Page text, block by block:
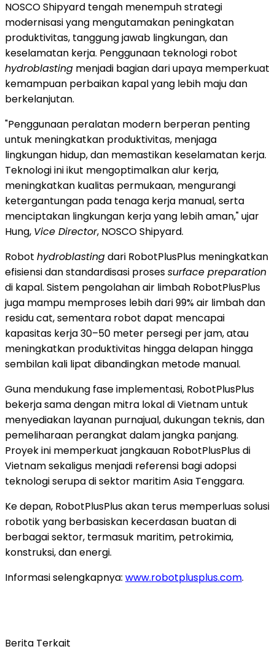
NOSCO Shipyard tengah menempuh strategi
modernisasi yang mengutamakan peningkatan
produktivitas, tanggung jawab lingkungan, dan
keselamatan kerja. Penggunaan teknologi robot
hydroblasting menjadi bagian dari upaya memperkuat
kemampuan perbaikan kapal yang lebih maju dan
berkelanjutan.
"Penggunaan peralatan modern berperan penting
untuk meningkatkan produktivitas, menjaga
lingkungan hidup, dan memastikan keselamatan kerja.
Teknologi ini ikut mengoptimalkan alur kerja,
meningkatkan kualitas permukaan, mengurangi
ketergantungan pada tenaga kerja manual, serta
menciptakan lingkungan kerja yang lebih aman," ujar
Hung, Vice Director, NOSCO Shipyard.
Robot hydroblastingdari RobotPlusPlus meningkatkan
efisiensi dan standardisasi prosessurface preparation
di kapal. Sistem pengolahan air limbah RobotPlusPlus
juga mampu memproses lebih dari 99% air limbah dan
residu cat, sementara robot dapat mencapai
kapasitas kerja 30–50 meter persegi per jam, atau
meningkatkan produktivitas hingga delapan hingga
sembilan kali lipat dibandingkan metode manual.
Guna mendukung fase implementasi, RobotPlusPlus
bekerja sama dengan mitra lokal di Vietnam untuk
menyediakan layanan purnajual, dukungan teknis, dan
pemeliharaan perangkat dalam jangka panjang.
Proyek ini memperkuat jangkauan RobotPlusPlus di
Vietnam sekaligus menjadi referensi bagi adopsi
teknologi serupa di sektor maritim Asia Tenggara.
Ke depan, RobotPlusPlus akan terus memperluas solusi
robotik yang berbasiskan kecerdasan buatan di
berbagai sektor, termasuk maritim, petrokimia,
konstruksi, dan energi.
Informasi selengkapnya: www.robotplusplus.com.
Berita Terkait